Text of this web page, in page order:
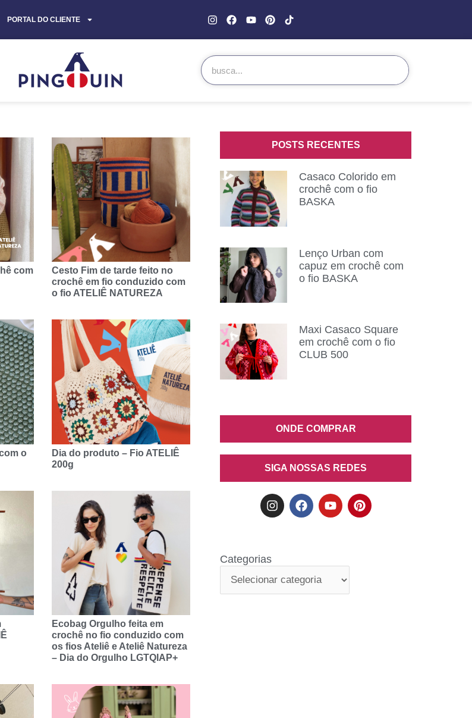
PORTAL DO CLIENTE
com
Cesto Fim de tarde feito no
crochê em fio conduzido com
o fio ATELIÊ NATUREZA
o
Dia do produto – Fio ATELIÊ
200g
Ecobag Orgulho feita em
crochê no fio conduzido com
os fios Ateliê e Ateliê Natureza
– Dia do Orgulho LGTQIAP+
POSTS RECENTES
Casaco Colorido em
crochê com o fio
BASKA
Lenço Urban com
capuz em crochê com
o fio BASKA
Maxi Casaco Square
em crochê com o fio
CLUB 500
ONDE COMPRAR
SIGA NOSSAS REDES
Categorias